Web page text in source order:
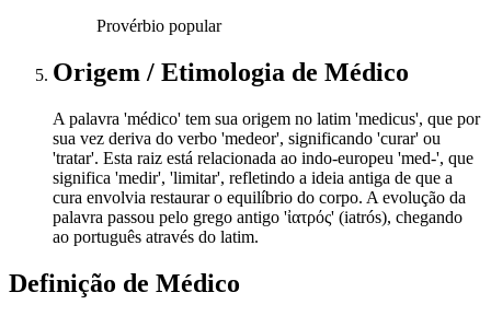
Provérbio popular
Origem / Etimologia de Médico
A palavra 'médico' tem sua origem no latim 'medicus', que por
sua vez deriva do verbo 'medeor', significando 'curar' ou
'tratar'. Esta raiz está relacionada ao indo-europeu 'med-', que
significa 'medir', 'limitar', refletindo a ideia antiga de que a
cura envolvia restaurar o equilíbrio do corpo. A evolução da
palavra passou pelo grego antigo 'ἰατρός' (iatrós), chegando
ao português através do latim.
Definição de Médico